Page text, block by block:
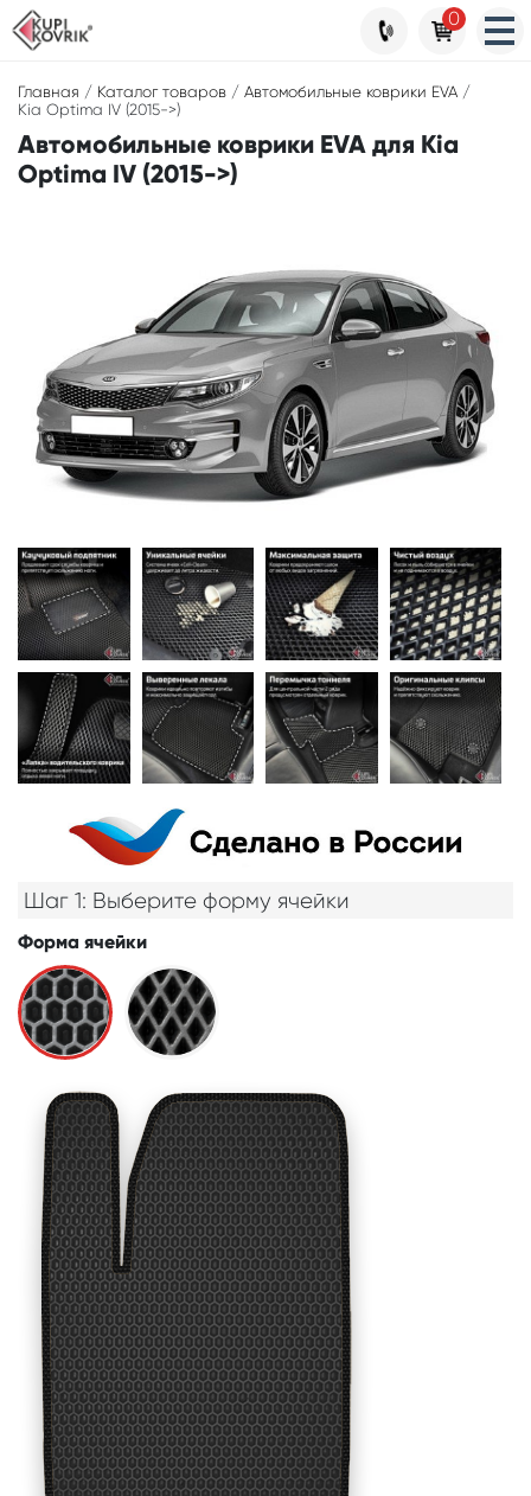
Главная / Каталог товаров / Автомобильные коврики EVA /
Kia Optima IV (2015->)
Автомобильные коврики EVA для Kia
Optima IV (2015->)
Шаг 1: Выберите форму ячейки
Форма ячейки
0